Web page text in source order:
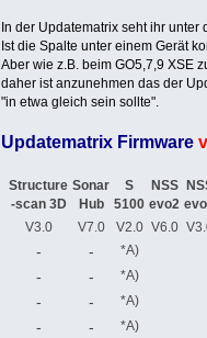
In der Updatematrix seht ihr
Ist die Spalte unter einem Gerät
Aber wie z.B. beim GO5,7,9 XSE
daher ist anzunehmen das der
"in etwa gleich sein sollte".
Updatematrix Firmware
Structure
-scan 3D
Sonar
Hub
S
5100
NSS
evo2
V3.0
V7.0 V2.0 V6.0
- - *A)
- - *A)
- - *A)
- - *A)